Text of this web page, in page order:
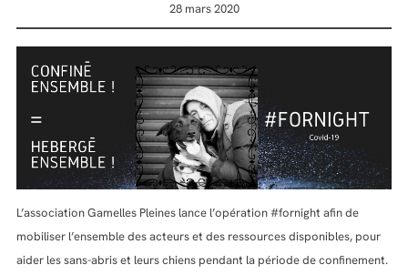
28 mars 2020
L’association Gamelles Pleines lance l’opération #fornight afin de
mobiliser l’ensemble des acteurs et des ressources disponibles, pour
aider les sans-abris et leurs chiens pendant la période de confinement.